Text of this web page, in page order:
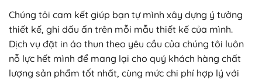
Chúng tôi cam kết giúp bạn tự mình xây dựng ý tưởng
thiết kế, ghi dấu ấn trên mỗi mẫu thiết kế của mình.
Dịch vụ đặt in áo thun theo yêu cầu của chúng tôi luôn
nỗ lực hết mình để mang lại cho quý khách hàng chất
lượng sản phẩm tốt nhất, cùng mức chi phí hợp lý với